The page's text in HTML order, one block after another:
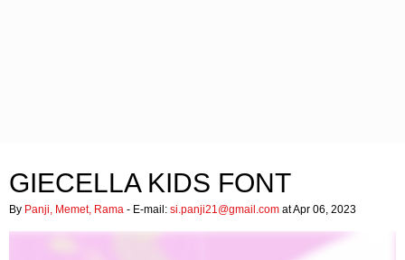
GIECELLA KIDS FONT
By Panji, Memet, Rama - E-mail: si.panji21@gmail.com at Apr 06, 2023